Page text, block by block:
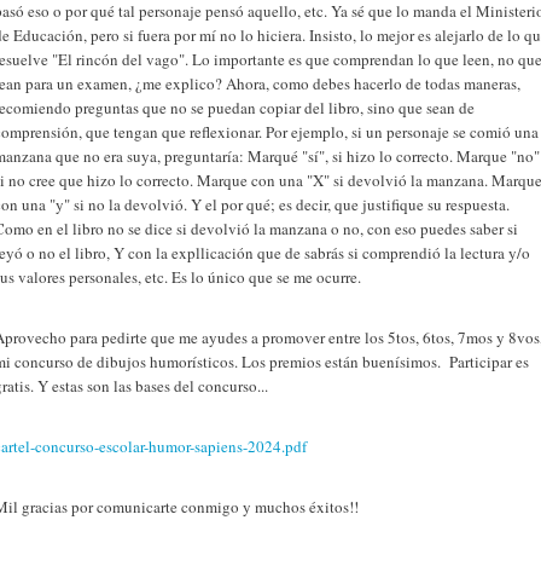
eso o por qué tal personaje pensó aquello, etc. Ya sé que lo manda el
Educación, pero si fuera por mí no lo hiciera. Insisto, lo mejor es alejarlo de lo
"El rincón del vago". Lo importante es que comprendan lo que leen, no que
para un examen, ¿me explico? Ahora, como debes hacerlo de todas maneras,
preguntas que no se puedan copiar del libro, sino que sean de
que tengan que reflexionar. Por ejemplo, si un personaje se comió una
que no era suya, preguntaría: Marqué "sí", si hizo lo correcto. Marque "no"
no cree que hizo lo correcto. Marque con una "X" si devolvió la manzana. Marque
una "y" si no la devolvió. Y el por qué; es decir, que justifique su respuesta.
en el libro no se dice si devolvió la manzana o no, con eso puedes saber si
o no el libro, Y con la expllicación que de sabrás si comprendió la lectura y/o
valores personales, etc. Es lo único que se me ocurre.
para pedirte que me ayudes a promover entre los 5tos, 6tos, 7mos y
concurso de dibujos humorísticos. Los premios están buenísimos. Participar es
Y estas son las bases del concurso...
concurso-escolar-humor-sapiens-2024.pdf
gracias por comunicarte conmigo y muchos éxitos!!